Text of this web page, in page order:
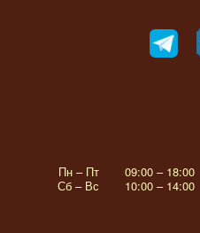
Пн – Пт
Сб – Вс
09:00 – 18:00
10:00 – 14:00